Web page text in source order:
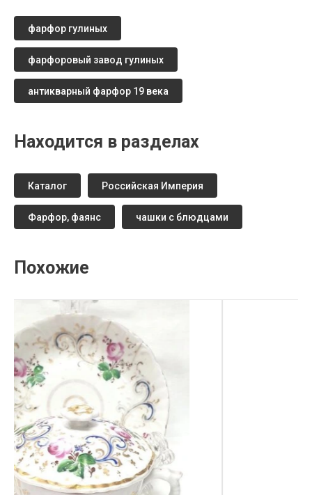
фарфор гулиных
фарфоровый завод гулиных
антикварный фарфор 19 века
Находится в разделах
Каталог Российская Империя
Фарфор, фаянс чашки с блюдцами
Похожие